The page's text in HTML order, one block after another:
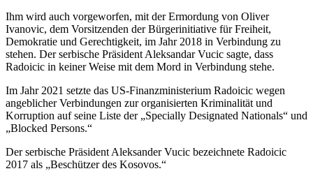
Ihm wird auch vorgeworfen, mit der Ermordung von Oliver
Ivanovic, dem Vorsitzenden der Bürgerinitiative für Freiheit,
Demokratie und Gerechtigkeit, im Jahr 2018 in Verbindung zu
stehen. Der serbische Präsident Aleksandar Vucic sagte, dass
Radoicic in keiner Weise mit dem Mord in Verbindung stehe.
Im Jahr 2021 setzte das US-Finanzministerium Radoicic wegen
angeblicher Verbindungen zur organisierten Kriminalität und
Korruption auf seine Liste der „Specially Designated Nationals“ und
„Blocked Persons.“
Der serbische Präsident Aleksander Vucic bezeichnete Radoicic
2017 als „Beschützer des Kosovos.“